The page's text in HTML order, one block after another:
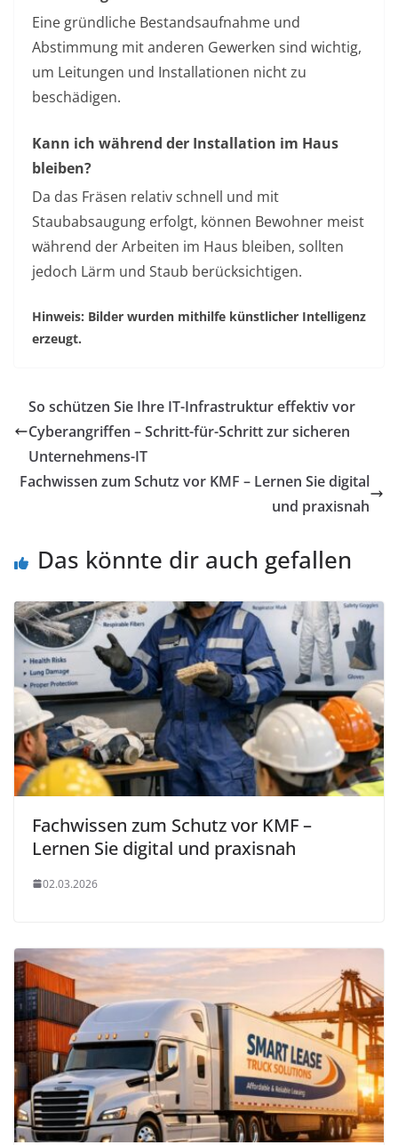
Eine gründliche Bestandsaufnahme und
Abstimmung mit anderen Gewerken sind wichtig,
um Leitungen und Installationen nicht zu
beschädigen.
Kann ich während der Installation im Haus
bleiben?
Da das Fräsen relativ schnell und mit
Staubabsaugung erfolgt, können Bewohner meist
während der Arbeiten im Haus bleiben, sollten
jedoch Lärm und Staub berücksichtigen.
Hinweis: Bilder wurden mithilfe künstlicher Intelligenz
erzeugt.
So schützen Sie Ihre IT-Infrastruktur effektiv vor
Cyberangriffen – Schritt-für-Schritt zur sicheren
Unternehmens-IT
Fachwissen zum Schutz vor KMF – Lernen Sie digital
und praxisnah
Das könnte dir auch gefallen
Fachwissen zum Schutz vor KMF –
Lernen Sie digital und praxisnah
02.03.2026